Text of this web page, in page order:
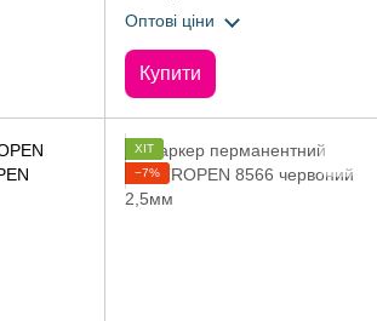
Оптові ціни
Купити
ХІТ
−7%